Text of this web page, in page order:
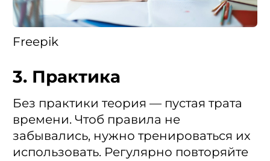
Freepik
3. Практика
Без практики теория — пустая трата
времени. Чтоб правила не
забывались, нужно тренироваться их
использовать. Регулярно повторяйте